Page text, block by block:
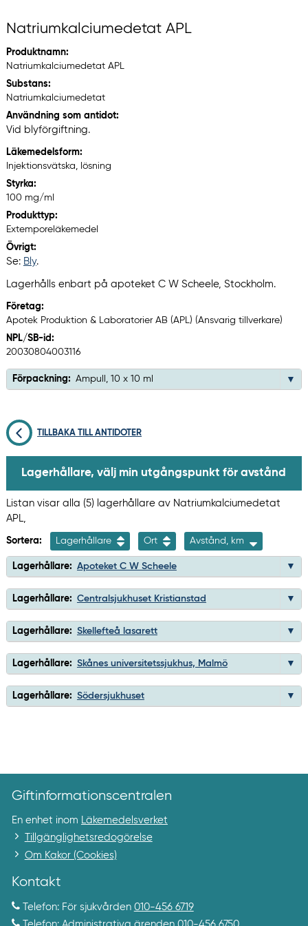
Natriumkalciumedetat APL
Produktnamn:
Natriumkalciumedetat APL
Substans:
Natriumkalciumedetat
Användning som antidot:
Vid blyförgiftning.
Läkemedelsform:
Injektionsvätska, lösning
Styrka:
100 mg/ml
Produkttyp:
Extemporeläkemedel
Övrigt:
Se: Bly.
Lagerhålls enbart på apoteket C W Scheele, Stockholm.
Företag:
Apotek Produktion & Laboratorier AB (APL) (Ansvarig tillverkare)
NPL/SB-id:
20030804003116
Förpackning: Ampull, 10 x 10 ml
TILLBAKA TILL ANTIDOTER
Lagerhållare, välj min utgångspunkt för avstånd
Listan visar alla (5) lagerhållare av Natriumkalciumedetat
APL,
Sortera: Lagerhållare Ort Avstånd, km
Lagerhållare: Apoteket C W Scheele
Lagerhållare: Centralsjukhuset Kristianstad
Lagerhållare: Skellefteå lasarett
Lagerhållare: Skånes universitetssjukhus, Malmö
Lagerhållare: Södersjukhuset
Giftinformationscentralen
En enhet inom
Läkemedelsverket
Tillgänglighetsredogörelse
Om Kakor (Cookies)
Kontakt
Telefon: För sjukvården 010-456 6719